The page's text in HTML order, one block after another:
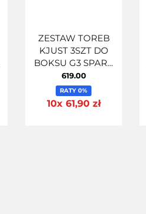
ZESTAW TOREB
KJUST 3SZT DO
BOKSU G3 SPARK
400
619.00
RATY 0%
10x 61,90 zł